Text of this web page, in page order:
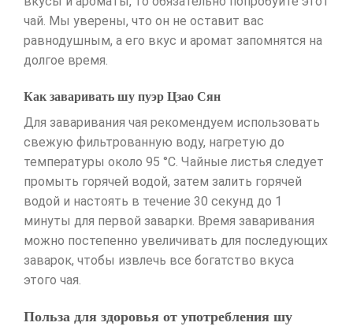
чай. Мы уверены, что он не оставит вас
равнодушным, а его вкус и аромат запомнятся на
долгое время.
Как заваривать шу пуэр Цзао Сян
Для заваривания чая рекомендуем использовать
свежую фильтрованную воду, нагретую до
температуры около 95 °C. Чайные листья следует
промыть горячей водой, затем залить горячей
водой и настоять в течение 30 секунд до 1
минуты для первой заварки. Время заваривания
можно постепенно увеличивать для последующих
заварок, чтобы извлечь все богатство вкуса
этого чая.
Польза для здоровья от употребления шу